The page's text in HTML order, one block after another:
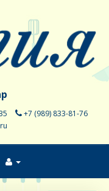
+7 (989) 833-81-76